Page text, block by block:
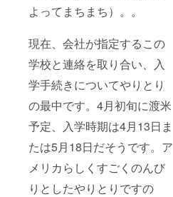
よってまちまち）。。
現在、会社が指定するこの
学校と連絡を取り合い、入
学手続きについてやりとり
の最中です。4月初旬に渡米
予定、入学時期は4月13日ま
たは5月18日だそうです。ア
メリカらしくすごくのんび
りとしたやりとりですの